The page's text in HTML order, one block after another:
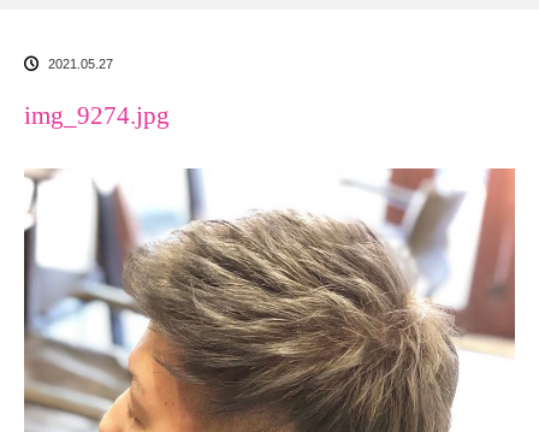
2021.05.27
img_9274.jpg